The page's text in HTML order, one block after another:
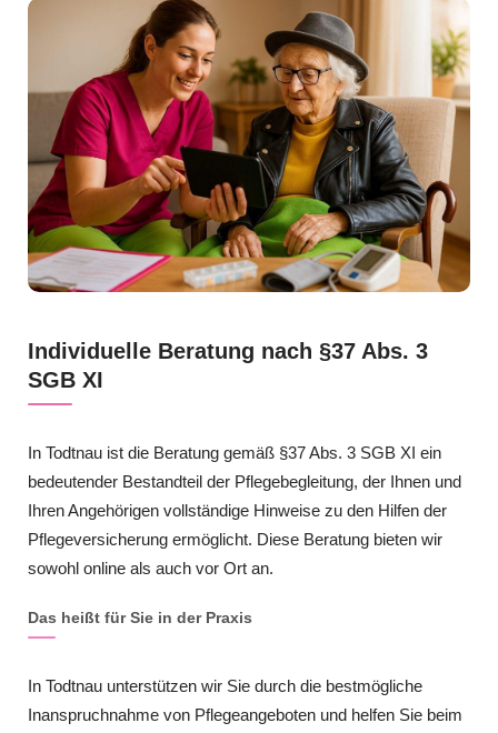
Individuelle Beratung nach §37 Abs. 3
SGB XI
In Todtnau ist die Beratung gemäß §37 Abs. 3 SGB XI ein
bedeutender Bestandteil der Pflegebegleitung, der Ihnen und
Ihren Angehörigen vollständige Hinweise zu den Hilfen der
Pflegeversicherung ermöglicht. Diese Beratung bieten wir
sowohl online als auch vor Ort an.
Das heißt für Sie in der Praxis
In Todtnau unterstützen wir Sie durch die bestmögliche
Inanspruchnahme von Pflegeangeboten und helfen Sie beim